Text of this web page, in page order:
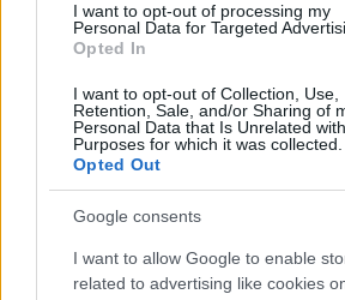
I want to opt-out of processing my
Personal Data for Targeted
Opted In
I want to opt-out of Collection, Use,
Retention, Sale, and/or Sharing of
Personal Data that Is Unrelated
Purposes for which it was collected.
Opted Out
Google consents
I want to allow Google to enable
related to advertising like cookies
A kétszeres Kossuth-díjas (1951,
(1950) és Kiváló Művész (1954)
magyar színházművészet egyik
alakjaként emlékezünk.
Tolnay 100 programsorozat
létrehozásában a Vígszínház
Alapítvány és az Országos
Színháztörténeti Tára.